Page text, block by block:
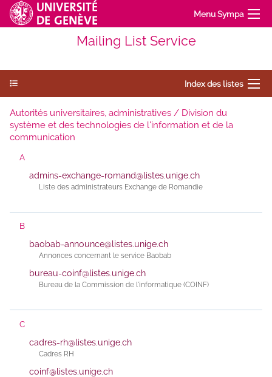
Menu Sympa
Mailing List Service
Index des listes
Autorités universitaires, administratives / Division du
système et des technologies de l'information et de la
communication
A
admins-exchange-romand@listes.unige.ch
Liste des administrateurs Exchange de Romandie
B
baobab-announce@listes.unige.ch
Annonces concernant le service Baobab
bureau-coinf@listes.unige.ch
Bureau de la Commission de l'informatique (COINF)
C
cadres-rh@listes.unige.ch
Cadres RH
coinf@listes.unige.ch